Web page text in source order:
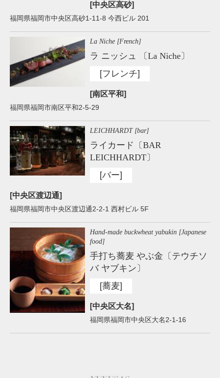
[中央区高砂]
福岡県福岡市中央区高砂1-11-8 今西ビル 201
La Niche [French]
ラ ニッシュ 〔La Niche〕
[フレンチ]
[南区平和]
福岡県福岡市南区平和2-5-29
LEICHHARDT [bar]
ライカード〔BAR
LEICHHARDT〕
[バー]
[中央区渡辺通]
福岡県福岡市中央区渡辺通2-2-1 西村ビル 5F
Hand-made buckwheat yabukin [Japanese
food]
手打ち蕎麦 やぶ金〔テウチソ
バ ヤブキン〕
[蕎麦]
[中央区大名]
福岡県福岡市中央区大名2-1-16